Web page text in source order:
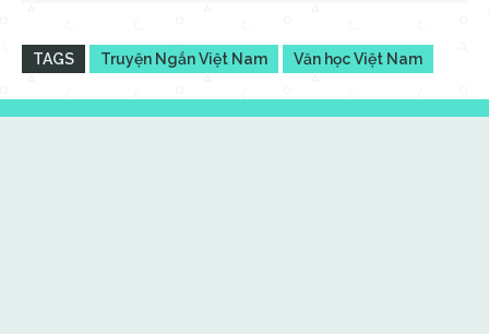
TAGS Truyện Ngắn Việt Nam Văn học Việt Nam